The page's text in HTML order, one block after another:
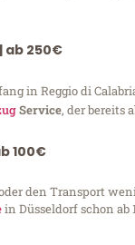
| ab 250€
in Reggio di
Service, der bereits
100€
den Transport
in Düsseldorf schon ab